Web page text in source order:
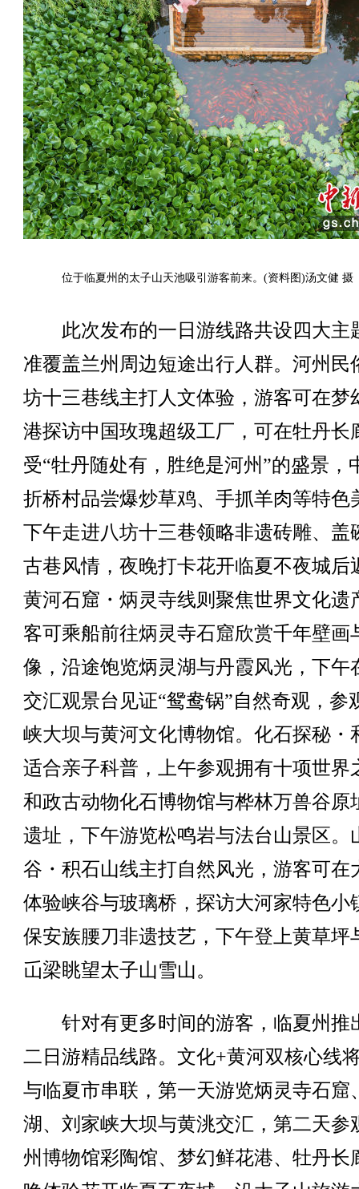
位于临夏州的太子山天池吸引游客前来。(资料图)汤文健 摄
此次发布的一日游线路共设四大主
准覆盖兰州周边短途出行人群。河州民
坊十三巷线主打人文体验，游客可在梦
港探访中国玫瑰超级工厂，可在牡丹长
受“牡丹随处有，胜绝是河州”的盛景，
折桥村品尝爆炒草鸡、手抓羊肉等特色
下午走进八坊十三巷领略非遗砖雕、盖
古巷风情，夜晚打卡花开临夏不夜城后
黄河石窟・炳灵寺线则聚焦世界文化遗
客可乘船前往炳灵寺石窟欣赏千年壁画
像，沿途饱览炳灵湖与丹霞风光，下午
交汇观景台见证“鸳鸯锅”自然奇观，参
峡大坝与黄河文化博物馆。化石探秘・
适合亲子科普，上午参观拥有十项世界
和政古动物化石博物馆与桦林万兽谷原
遗址，下午游览松鸣岩与法台山景区。
谷・积石山线主打自然风光，游客可在
体验峡谷与玻璃桥，探访大河家特色小
保安族腰刀非遗技艺，下午登上黄草坪
屲梁眺望太子山雪山。
针对有更多时间的游客，临夏州推
二日游精品线路。文化+黄河双核心线
与临夏市串联，第一天游览炳灵寺石窟
湖、刘家峡大坝与黄洮交汇，第二天参
州博物馆彩陶馆、梦幻鲜花港、牡丹长